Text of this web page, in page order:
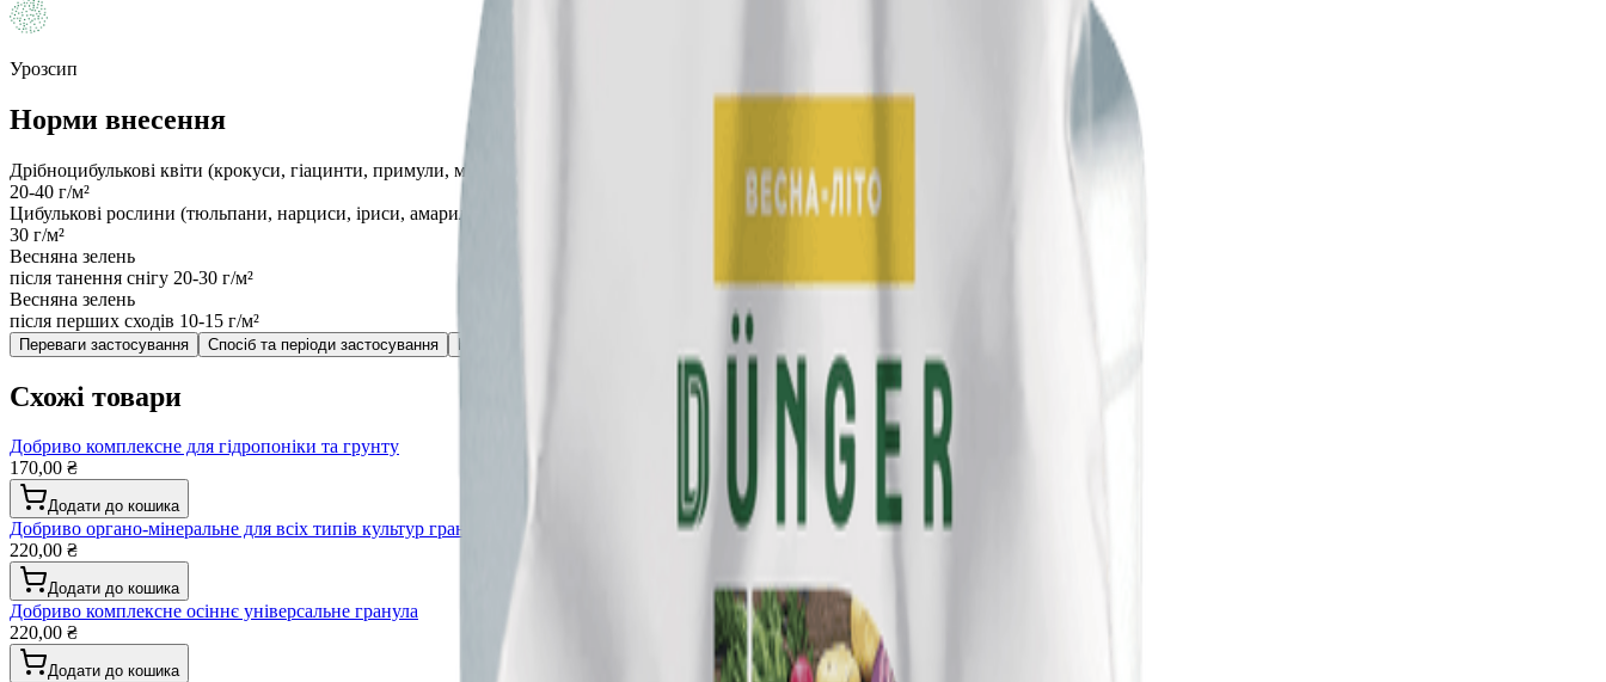
Урозсип
Норми внесення
Дрібноцибулькові квіти (крокуси, гіацинти, примули, мускарі, проліски, рябчики, пушкінія, хіонодокса та інші)
20-40 г/м²
Цибулькові рослини (тюльпани, нарциси, іриси, амариліс та інші)
30 г/м²
Весняна зелень
після танення снігу 20-30 г/м²
Весняна зелень
після перших сходів 10-15 г/м²
Переваги застосування Спосіб та періоди застосування Корисна пам'ятка
Схожі товари
Добриво комплексне для гідропоніки та грунту
170,00 ₴
Додати до кошика
Добриво органо-мінеральне для всіх типів культур гранула
220,00 ₴
Додати до кошика
Добриво комплексне осіннє універсальне гранула
220,00 ₴
Додати до кошика